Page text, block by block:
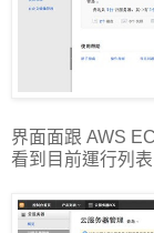
界面面跟 AWS
看到目前運行列表